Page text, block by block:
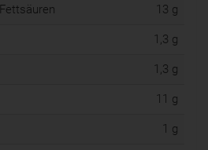
13 g
1,3 g
1,3 g
11 g
1 g